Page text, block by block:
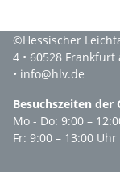
©Hessischer
4 • 60528
• info@hlv.de
Besuchszeiten der
Mo - Do: 9:00 –
Fr: 9:00 – 13:00 Uhr